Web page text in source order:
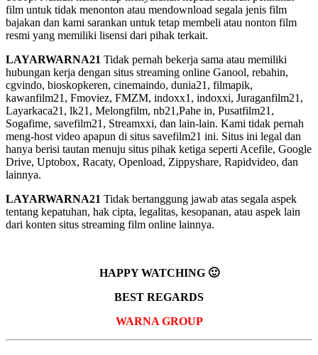
film untuk tidak menonton atau mendownload segala jenis film
bajakan dan kami sarankan untuk tetap membeli atau nonton film
resmi yang memiliki lisensi dari pihak terkait.
LAYARWARNA21 Tidak pernah bekerja sama atau memiliki
hubungan kerja dengan situs streaming online Ganool, rebahin,
cgvindo, bioskopkeren, cinemaindo, dunia21, filmapik,
kawanfilm21, Fmoviez, FMZM, indoxx1, indoxxi, Juraganfilm21,
Layarkaca21, lk21, Melongfilm, nb21,Pahe in, Pusatfilm21,
Sogafime, savefilm21, Streamxxi, dan lain-lain. Kami tidak pernah
meng-host video apapun di situs savefilm21 ini. Situs ini legal dan
hanya berisi tautan menuju situs pihak ketiga seperti Acefile, Google
Drive, Uptobox, Racaty, Openload, Zippyshare, Rapidvideo, dan
lainnya.
LAYARWARNA21 Tidak bertanggung jawab atas segala aspek
tentang kepatuhan, hak cipta, legalitas, kesopanan, atau aspek lain
dari konten situs streaming film online lainnya.
HAPPY WATCHING 🙂
BEST REGARDS
WARNA GROUP